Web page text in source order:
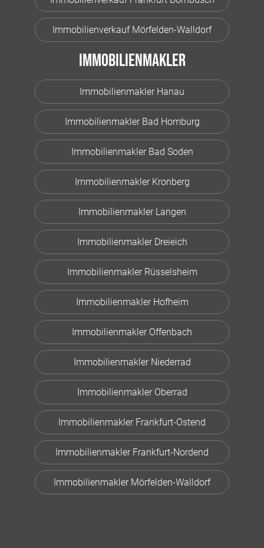
Immobilienverkauf Mörfelden-Walldorf
Immobilienmakler
Immobilienmakler Hanau
Immobilienmakler Bad Homburg
Immobilienmakler Bad Soden
Immobilienmakler Kronberg
Immobilienmakler Langen
Immobilienmakler Dreieich
Immobilienmakler Rüsselsheim
Immobilienmakler Hofheim
Immobilienmakler Offenbach
Immobilienmakler Niederrad
Immobilienmakler Oberrad
Immobilienmakler Frankfurt-Ostend
Immobilienmakler Frankfurt-Nordend
Immobilienmakler Mörfelden-Walldorf